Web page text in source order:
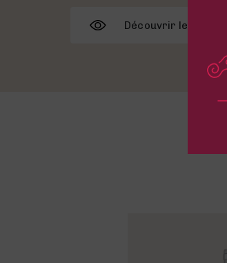
Découvrir le château